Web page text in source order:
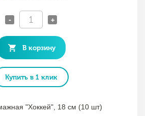
- +
В корзину
Купить в 1 клик
"Хоккей", 18 см (10 шт)